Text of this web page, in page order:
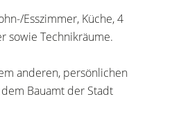
Esszimmer, Küche, 4
sowie Technikräume.
anderen, persönlichen
Bauamt der Stadt